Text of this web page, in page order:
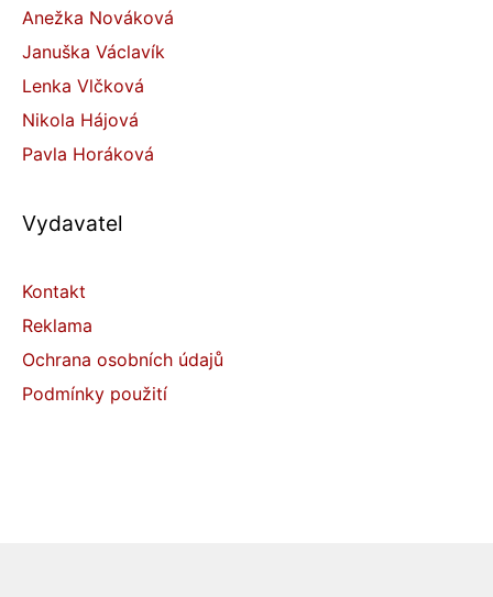
Anežka Nováková
Januška Václavík
Lenka Vlčková
Nikola Hájová
Pavla Horáková
Vydavatel
Kontakt
Reklama
Ochrana osobních údajů
Podmínky použití